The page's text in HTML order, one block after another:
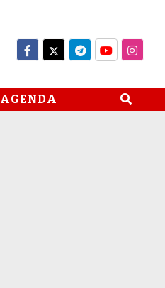
AGENDA